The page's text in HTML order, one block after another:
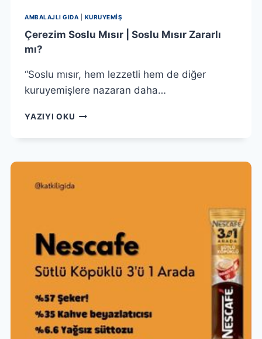
AMBALAJLI GIDA KURUYEMIŞ
Çerezim Soslu Mısır | Soslu Mısır Zararlı
mı?
“Soslu mısır, hem lezzetli hem de diğer
kuruyemişlere nazaran daha…
YAZIYI OKU ÇEREZIM
MISIR
SOSLU
ZARARLI